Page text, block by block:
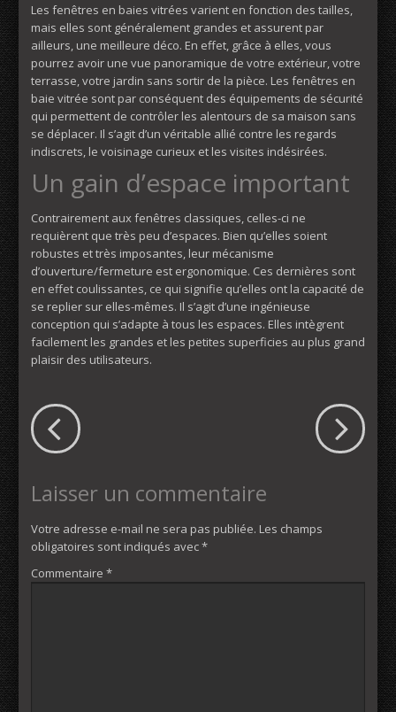
Les fenêtres en baies vitrées varient en fonction des tailles,
mais elles sont généralement grandes et assurent par
ailleurs, une meilleure déco. En effet, grâce à elles, vous
pourrez avoir une vue panoramique de votre extérieur, votre
terrasse, votre jardin sans sortir de la pièce. Les fenêtres en
baie vitrée sont par conséquent des équipements de sécurité
qui permettent de contrôler les alentours de sa maison sans
se déplacer. Il s’agit d’un véritable allié contre les regards
indiscrets, le voisinage curieux et les visites indésirées.
Un gain d’espace important
Contrairement aux fenêtres classiques, celles-ci ne
requièrent que très peu d’espaces. Bien qu’elles soient
robustes et très imposantes, leur mécanisme
d’ouverture/fermeture est ergonomique. Ces dernières sont
en effet coulissantes, ce qui signifie qu’elles ont la capacité de
se replier sur elles-mêmes. Il s’agit d’une ingénieuse
conception qui s’adapte à tous les espaces. Elles intègrent
facilement les grandes et les petites superficies au plus grand
plaisir des utilisateurs.
Laisser un commentaire
Votre adresse e-mail ne sera pas publiée. Les champs
obligatoires sont indiqués avec*
Commentaire *